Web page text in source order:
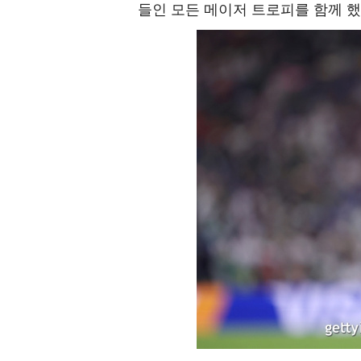
들인 모든 메이저 트로피를 함께